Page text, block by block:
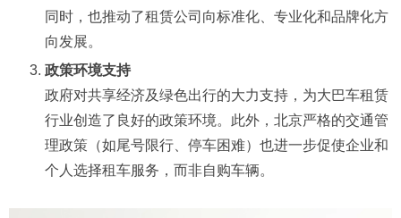
同时，也推动了租赁公司向标准化、专业化和品牌化方
向发展。
政策环境支持
政府对共享经济及绿色出行的大力支持，为大巴车租赁
行业创造了良好的政策环境。此外，北京严格的交通管
理政策（如尾号限行、停车困难）也进一步促使企业和
个人选择租车服务，而非自购车辆。